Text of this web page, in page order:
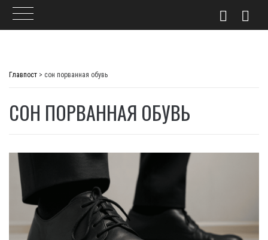
Главпост > сон порванная обувь
СОН ПОРВАННАЯ ОБУВЬ